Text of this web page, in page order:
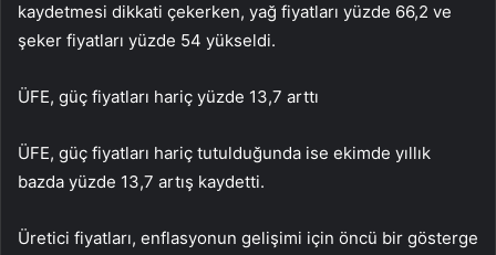
kaydetmesi dikkati çekerken, yağ fiyatları yüzde 66,2 ve
şeker fiyatları yüzde 54 yükseldi.
ÜFE, güç fiyatları hariç yüzde 13,7 arttı
ÜFE, güç fiyatları hariç tutulduğunda ise ekimde yıllık
bazda yüzde 13,7 artış kaydetti.
Üretici fiyatları, enflasyonun gelişimi için öncü bir gösterge